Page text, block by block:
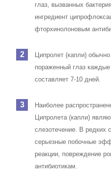
глаз, вызванных
ингредиент
фторхинолоновым
Ципролет (капли)
пораженный глаз
составляет 7-10 дней.
Наиболее
Ципролета (капли)
слезотечение. В редких
серьезные побочные
реакции, повреждение
антибиотикам.